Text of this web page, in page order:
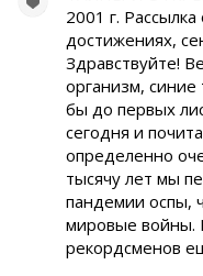
2001 г.
достижениях,
Здравствуйте!
организм,
бы до первых
сегодня и
определенно
тысячу лет мы
пандемии оспы,
мировые войны.
рекордсменов